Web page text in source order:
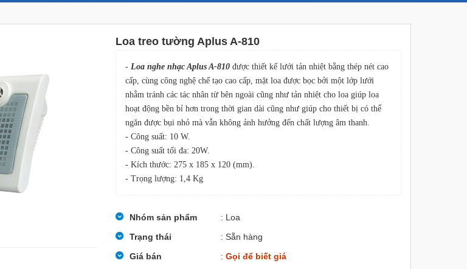
Loa treo tường Aplus A-810
- Loa nghe nhạc Aplus A-810được thiết kế lưới tản nhiệt bằng thép nét cao
cấp, cùng công nghệ chế tạo cao cấp, mặt loa được bọc bởi một lớp lưới
nhằm tránh các tác nhân từ bên ngoài cũng như tản nhiệt cho loa giúp loa
hoạt động bền bỉ hơn trong thời gian dài cũng như giúp cho thiết bị có thể
ngăn được bụi nhỏ mà vẫn không ảnh hưởng đến chất lượng âm thanh.
- Công suất: 10 W.
- Công suất tối đa: 20W.
- Kích thước: 275 x 185 x 120 (mm).
- Trọng lượng: 1,4 Kg
Nhóm sản phẩm
: Loa
Trạng thái
: Sẵn hàng
Giá bán
: Gọi để biết giá